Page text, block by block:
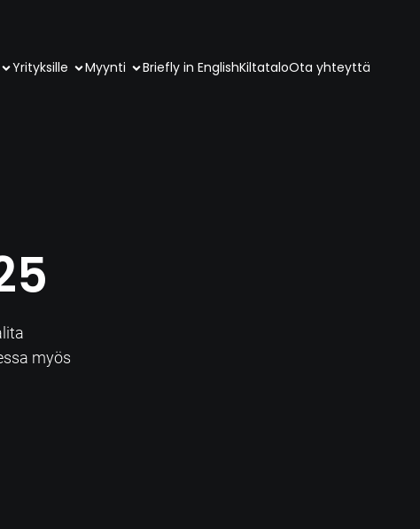
Yrityksille Myynti Briefly in EnglishKiltataloOta yhteyttä
myös